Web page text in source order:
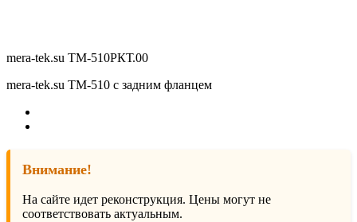
mera-tek.su ТМ-510РКТ.00
mera-tek.su ТМ-510 с задним фланцем
Внимание!
На сайте идет реконструкция. Цены могут не
соответствовать актуальным.